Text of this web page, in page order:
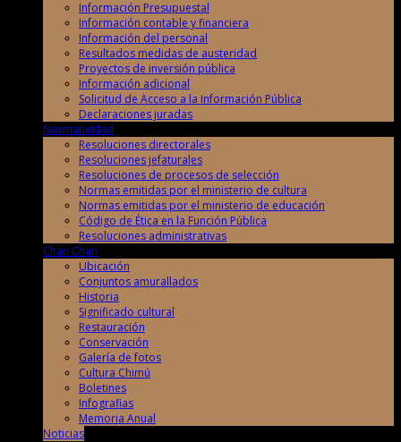
Información Presupuestal
Información contable y financiera
Información del personal
Resultados medidas de austeridad
Proyectos de inversión pública
Información adicional
Solicitud de Acceso a la Información Pública
Declaraciones juradas
Normatividad
Resoluciones directorales
Resoluciones jefaturales
Resoluciones de procesos de selección
Normas emitidas por el ministerio de cultura
Normas emitidas por el ministerio de educación
Código de Ética en la Función Pública
Resoluciones administrativas
Chan Chan
Ubicación
Conjuntos amurallados
Historia
Significado cultural
Restauración
Conservación
Galería de fotos
Cultura Chimú
Boletines
Infografias
Memoria Anual
Noticias